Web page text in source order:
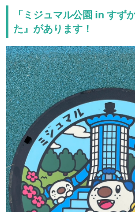
「ミジュマル公園 in すず
た』があります！